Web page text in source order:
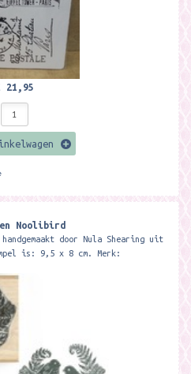
21,95
Noolibird
door Nula Shearing uit
is: 9,5 x 8 cm. Merk: